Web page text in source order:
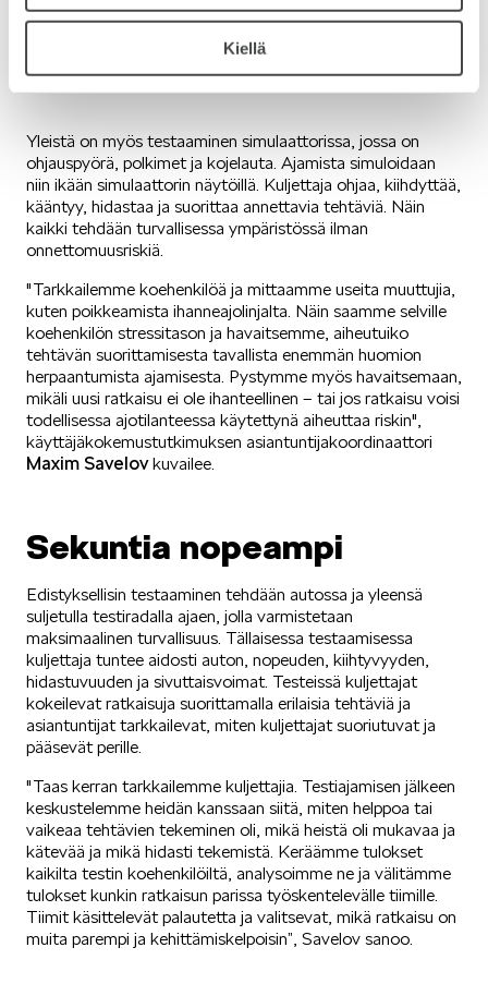
Kiellä
Ajon aikana testataan erilaisten tehtävien
suorittamista kuten radioaseman valintaa.
Yleistä on myös testaaminen simulaattorissa, jossa on
ohjauspyörä, polkimet ja kojelauta. Ajamista simuloidaan
niin ikään simulaattorin näytöillä. Kuljettaja ohjaa, kiihdyttää,
kääntyy, hidastaa ja suorittaa annettavia tehtäviä. Näin
kaikki tehdään turvallisessa ympäristössä ilman
onnettomuusriskiä.
"Tarkkailemme koehenkilöä ja mittaamme useita muuttujia,
kuten poikkeamista ihanneajolinjalta. Näin saamme selville
koehenkilön stressitason ja havaitsemme, aiheutuiko
tehtävän suorittamisesta tavallista enemmän huomion
herpaantumista ajamisesta. Pystymme myös havaitsemaan,
mikäli uusi ratkaisu ei ole ihanteellinen – tai jos ratkaisu voisi
todellisessa ajotilanteessa käytettynä aiheuttaa riskin",
käyttäjäkokemustutkimuksen asiantuntijakoordinaattori
Maxim Savelovkuvailee.
Sekuntia nopeampi
Edistyksellisin testaaminen tehdään autossa ja yleensä
suljetulla testiradalla ajaen, jolla varmistetaan
maksimaalinen turvallisuus. Tällaisessa testaamisessa
kuljettaja tuntee aidosti auton, nopeuden, kiihtyvyyden,
hidastuvuuden ja sivuttaisvoimat. Testeissä kuljettajat
kokeilevat ratkaisuja suorittamalla erilaisia tehtäviä ja
asiantuntijat tarkkailevat, miten kuljettajat suoriutuvat ja
pääsevät perille.
"Taas kerran tarkkailemme kuljettajia. Testiajamisen jälkeen
keskustelemme heidän kanssaan siitä, miten helppoa tai
vaikeaa tehtävien tekeminen oli, mikä heistä oli mukavaa ja
kätevää ja mikä hidasti tekemistä. Keräämme tulokset
kaikilta testin koehenkilöiltä, analysoimme ne ja välitämme
tulokset kunkin ratkaisun parissa työskentelevälle tiimille.
Tiimit käsittelevät palautetta ja valitsevat, mikä ratkaisu on
muita parempi ja kehittämiskelpoisin”, Savelov sanoo.